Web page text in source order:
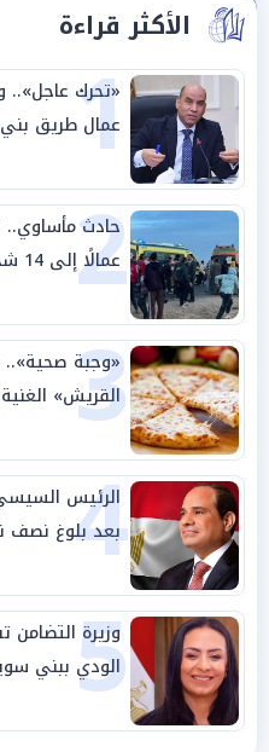
الأكثر قراءة
1
«تحرك عاجل»..
عمال طريق
2
حادث مأساوي..
عمالًا إلى 14 شخصًا
3
«وجبة صحية»..
القريش» الغنية
4
الرئيس
بعد بلوغ نصف
5
وزيرة
الودي ببني